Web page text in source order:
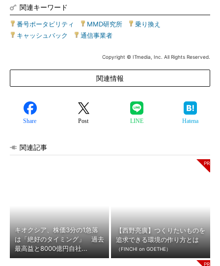
関連キーワード
番号ポータビリティ MMD研究所 乗り換え
キャッシュバック
通信事業者
Copyright © ITmedia, Inc. All Rights Reserved.
関連情報
Share Post LINE Hatena
関連記事
キオクシア、株価3分の1急落
は「絶好のタイミング」 過去
最高益と8000億円自社...
【西野亮廣】つくりたいものを
追求できる環境の作り方とは
（FINCHI on GOETHE）